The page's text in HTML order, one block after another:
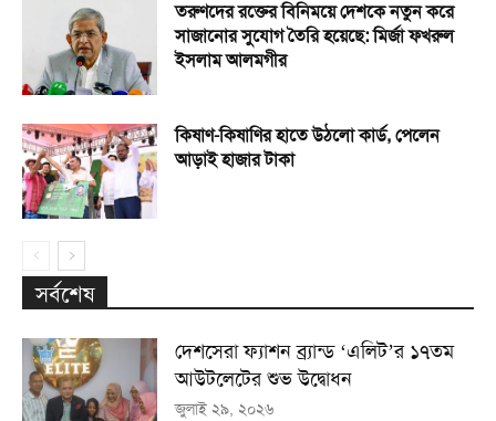
তরুণদের রক্তের বিনিময়ে দেশকে নতুন করে
সাজানোর সুযোগ তৈরি হয়েছে: মির্জা ফখরুল
ইসলাম আলমগীর
কিষাণ-কিষাণির হাতে উঠলো কার্ড, পেলেন
আড়াই হাজার টাকা
সর্বশেষ
দেশসেরা ফ্যাশন ব্র্যান্ড ‘এলিট’র ১৭তম
আউটলেটের শুভ উদ্বোধন
জুলাই ২৯, ২০২৬